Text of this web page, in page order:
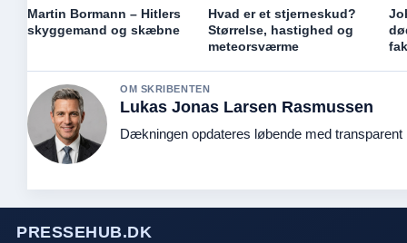
Martin Bormann – Hitlers
skyggemand og skæbne
Hvad er et stjerneskud?
Størrelse, hastighed og
meteorsværme
OM SKRIBENTEN
Lukas Jonas Larsen Rasmussen
Dækningen opdateres løbende med transparent
PRESSEHUB.DK